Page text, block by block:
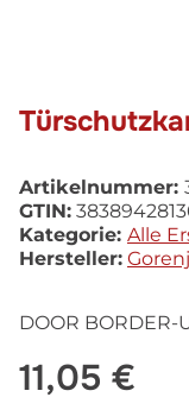
Artikelnummer:
GTIN:
Kategorie: Alle
Hersteller:
DOOR BORDER-
11,05 €